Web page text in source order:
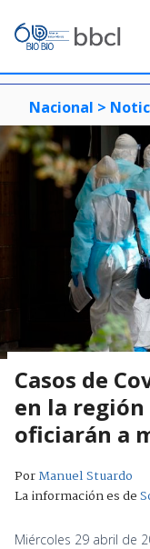
Nacional >
Casos de
en la región
oficiarán a
PorManuel Stuardo
La información es de
Miércoles 29 abril de